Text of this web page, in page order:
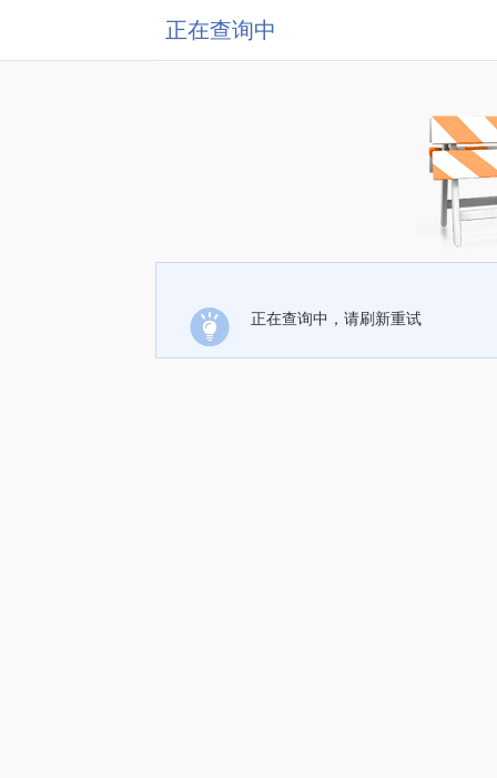
正在查询中
正在查询中，请刷新重试